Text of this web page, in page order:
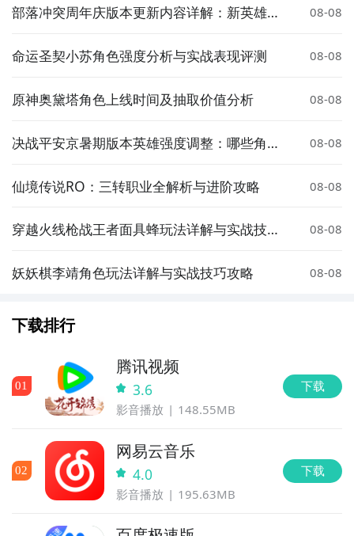
部落冲突周年庆版本更新内容详解：新英雄、
08-08
命运圣契小苏角色强度分析与实战表现评测 08-08
原神奥黛塔角色上线时间及抽取价值分析 08-08
决战平安京暑期版本英雄强度调整：哪些角色
08-08
仙境传说RO：三转职业全解析与进阶攻略 08-08
穿越火线枪战王者面具蜂玩法详解与实战技巧
08-08
妖妖棋李靖角色玩法详解与实战技巧攻略 08-08
下载排行
01
腾讯视频
3.6
影音播放 148.55MB
下载
02
网易云音乐
4.0
影音播放 195.63MB
下载